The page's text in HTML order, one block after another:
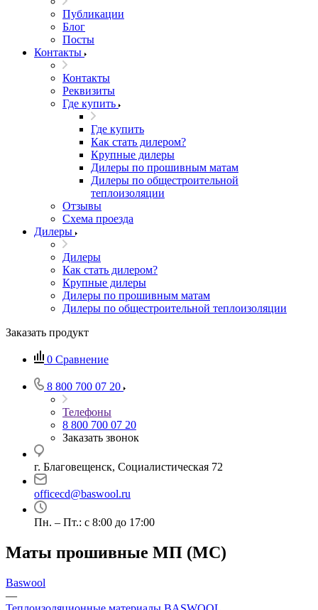
Публикации
Блог
Посты
Контакты
Контакты
Реквизиты
Где купить
Где купить
Как стать дилером?
Крупные дилеры
Дилеры по прошивным матам
Дилеры по общестроительной
теплоизоляции
Отзывы
Схема проезда
Дилеры
Дилеры
Как стать дилером?
Крупные дилеры
Дилеры по прошивным матам
Дилеры по общестроительной теплоизоляции
Заказать продукт
0 Сравнение
8 800 700 07 20
Телефоны
8 800 700 07 20
Заказать звонок
г. Благовещенск, Социалистическая 72
officecd@baswool.ru
Пн. – Пт.: с 8:00 до 17:00
Маты прошивные МП (МС)
Baswool
—